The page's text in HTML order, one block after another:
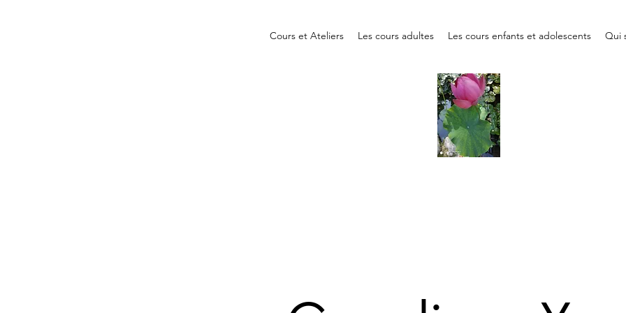
Cours et Ateliers Les cours adultes Les cours enfants et adolescents Qui